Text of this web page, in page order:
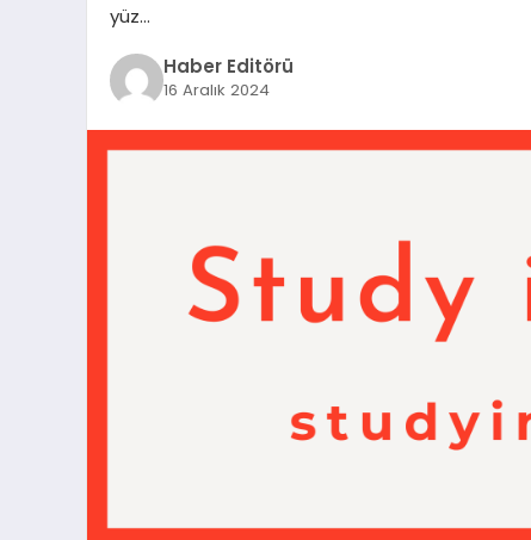
yüz…
Haber Editörü
16 Aralık 2024